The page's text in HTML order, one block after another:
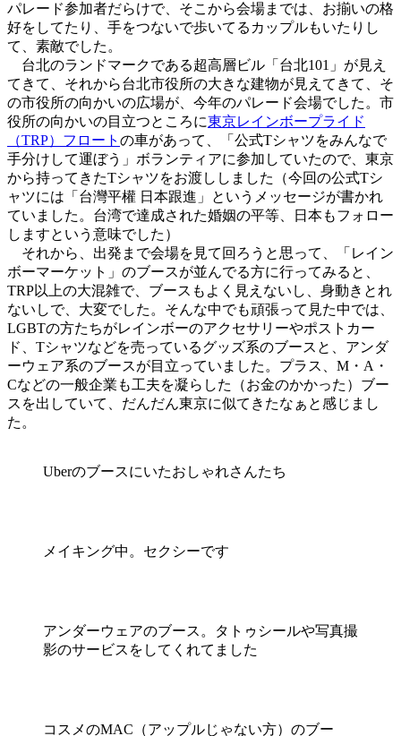
パレード参加者だらけで、そこから会場までは、お揃いの格
好をしてたり、手をつないで歩いてるカップルもいたりし
て、素敵でした。
台北のランドマークである超高層ビル「台北101」が見え
てきて、それから台北市役所の大きな建物が見えてきて、そ
の市役所の向かいの広場が、今年のパレード会場でした。市
役所の向かいの目立つところに東京レインボープライド
（TRP）フロート の車があって、「公式Tシャツをみんなで
手分けして運ぼう」ボランティアに参加していたので、東京
から持ってきたTシャツをお渡ししました（今回の公式Tシ
ャツには「台灣平權 日本跟進」というメッセージが書かれ
ていました。台湾で達成された婚姻の平等、日本もフォロー
しますという意味でした）
それから、出発まで会場を見て回ろうと思って、「レイン
ボーマーケット」のブースが並んでる方に行ってみると、
TRP以上の大混雑で、ブースもよく見えないし、身動きとれ
ないしで、大変でした。そんな中でも頑張って見た中では、
LGBTの方たちがレインボーのアクセサリーやポストカー
ド、Tシャツなどを売っているグッズ系のブースと、アンダ
ーウェア系のブースが目立っていました。プラス、M・A・
Cなどの一般企業も工夫を凝らした（お金のかかった）ブー
スを出していて、だんだん東京に似てきたなぁと感じまし
た。
Uberのブースにいたおしゃれさんたち
メイキング中。セクシーです
アンダーウェアのブース。タトゥシールや写真撮
影のサービスをしてくれてました
コスメのMAC（アップルじゃない方）のブー